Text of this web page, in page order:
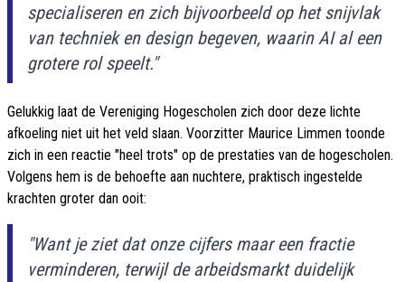
specialiseren en zich bijvoorbeeld op het snijvlak
van techniek en design begeven, waarin AI al een
grotere rol speelt."
Gelukkig laat de Vereniging Hogescholen zich door deze lichte
afkoeling niet uit het veld slaan. Voorzitter Maurice Limmen toonde
zich in een reactie "heel trots" op de prestaties van de hogescholen.
Volgens hem is de behoefte aan nuchtere, praktisch ingestelde
krachten groter dan ooit:
"Want je ziet dat onze cijfers maar een fractie
verminderen, terwijl de arbeidsmarkt duidelijk